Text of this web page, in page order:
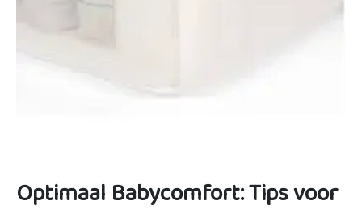
Optimaal Babycomfort: Tips voor